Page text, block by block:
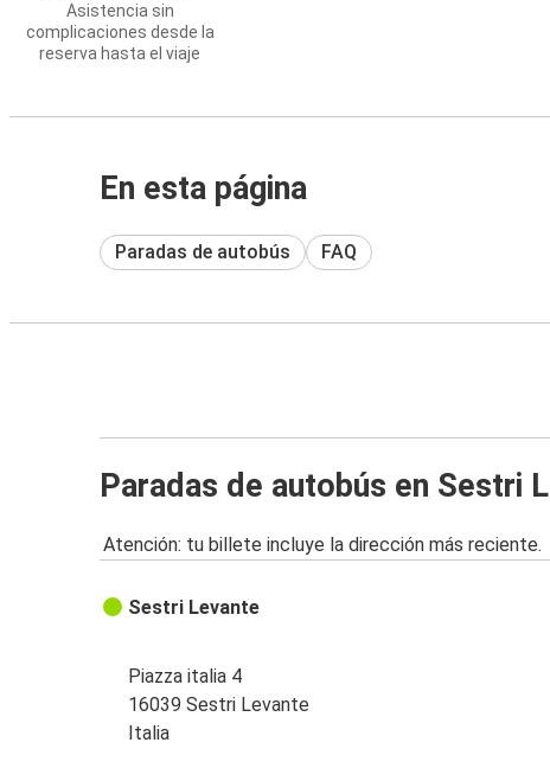
Asistencia sin
complicaciones desde la
reserva hasta el viaje
En esta página
Paradas de autobús FAQ
Paradas de autobús en Sestri
Atención: tu billete incluye la dirección más reciente.
Sestri Levante
Piazza italia 4
16039 Sestri Levante
Italia